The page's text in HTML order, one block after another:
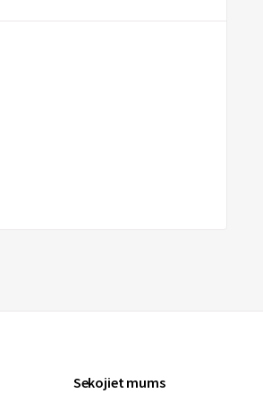
Sekojiet mums